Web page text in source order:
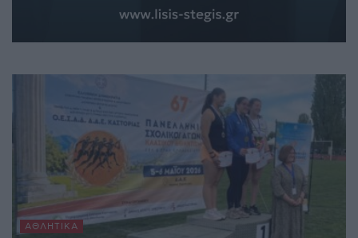
ΑΘΛΗΤΙΚΆ